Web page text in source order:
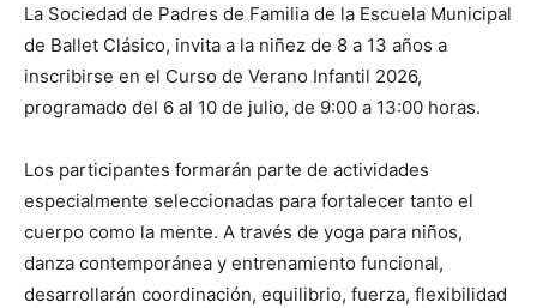
La Sociedad de Padres de Familia de la Escuela Municipal
de Ballet Clásico, invita a la niñez de 8 a 13 años a
inscribirse en el Curso de Verano Infantil 2026,
programado del 6 al 10 de julio, de 9:00 a 13:00 horas.
Los participantes formarán parte de actividades
especialmente seleccionadas para fortalecer tanto el
cuerpo como la mente. A través de yoga para niños,
danza contemporánea y entrenamiento funcional,
desarrollarán coordinación, equilibrio, fuerza, flexibilidad